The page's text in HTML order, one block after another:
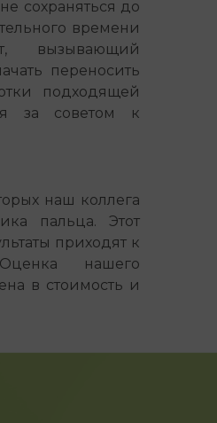
сохраняться до
времени
вызывающий
переносить
подходящей
за советом к
наш коллега
пальца. Этот
приходят к
нашего
в стоимость и